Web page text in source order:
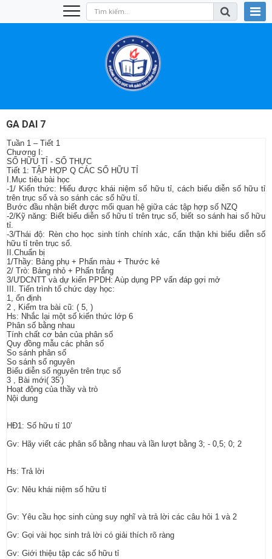
GA DAI 7
Tuần 1 – Tiết 1
Chương I:
SỐ HỮU TỈ - SỐ THỰC
Tiết 1: TẬP HỢP Q CÁC SỐ HỮU TỈ
I.Mục tiêu bài học
-1/ Kiến thức: Hiểu được khái niệm số hữu tỉ, cách biểu diễn số hữu tỉ
trên trục số và so sánh các số hữu tỉ.
Bước đầu nhận biết được mối quan hệ giữa các tập hợp số NZQ
-2/Kỹ năng: Biết biểu diễn số hữu tỉ trên trục số, biết so sánh hai số hữu
tỉ.
-3/Thái độ: Rèn cho học sinh tính chính xác, cẩn thận khi biểu diễn số
hữu tỉ trên trục số.
II.Chuẩn bị
1/Thầy: Bảng phụ + Phấn màu + Thước kẻ
2/ Trò: Bảng nhỏ + Phấn trắng
3/ƯDCNTT và dự kiến PPDH: Aùp dụng PP vấn đáp gợi mở
III. Tiến trình tổ chức dạy học:
1, ổn định
2 , Kiểm tra bài cũ: ( 5, )
Hs: Nhắc lại một số kiến thức lớp 6
Phân số bằng nhau
Tính chất cơ bản của phân số
Quy đồng mẫu các phân số
So sánh phân số
So sánh số nguyên
Biểu diễn số nguyên trên trục số
3 , Bài mới( 35’)
Hoạt động của thầy và trò
Nội dung
HĐ1: Số hữu tỉ 10’
Gv: Hãy viết các phân số bằng nhau và lần lượt bằng 3; - 0,5; 0; 2
Hs: Trả lời
Gv: Nêu khái niệm số hữu tỉ
Gv: Yêu cầu học sinh cùng suy nghĩ và trả lời các câu hỏi 1 và 2
Gv: Gọi vài học sinh trả lời có giải thích rõ ràng
Gv: Giới thiệu tập các số hữu tỉ